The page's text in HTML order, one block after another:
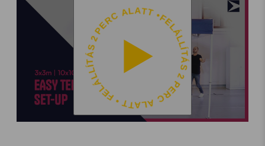
FELÁLLÍTÁS 2 PERC ALATT • FELÁLLÍTÁS 2 PERC ALATT •